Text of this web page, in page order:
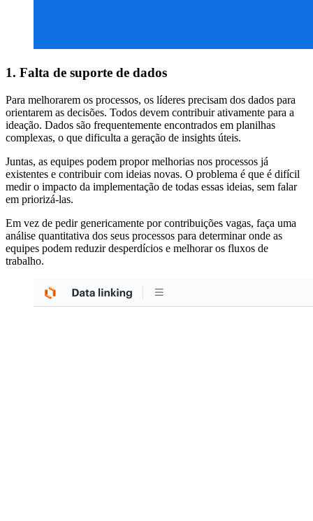
1. Falta de suporte de dados
Para melhorarem os processos, os líderes precisam dos dados para
orientarem as decisões. Todos devem contribuir ativamente para a
ideação. Dados são frequentemente encontrados em planilhas
complexas, o que dificulta a geração de insights úteis.
Juntas, as equipes podem propor melhorias nos processos já
existentes e contribuir com ideias novas. O problema é que é difícil
medir o impacto da implementação de todas essas ideias, sem falar
em priorizá-las.
Em vez de pedir genericamente por contribuições vagas, faça uma
análise quantitativa dos seus processos para determinar onde as
equipes podem reduzir desperdícios e melhorar os fluxos de
trabalho.